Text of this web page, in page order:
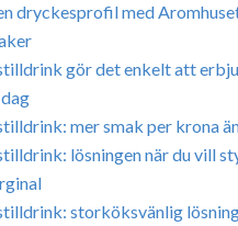
dryckesprofil med
gör det enkelt att
mer smak per krona
lösningen när du vill
storköksvänlig